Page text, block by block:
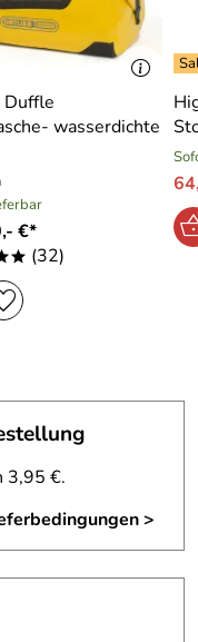
enthalten.
Road Midleton,
wasserdichte
€*
(32)
3,95 €.
>